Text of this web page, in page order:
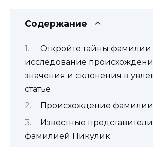
Содержание
Откройте тайны
исследование
значения и склонения в
статье
Происхождение
Известные
фамилией Пикулик